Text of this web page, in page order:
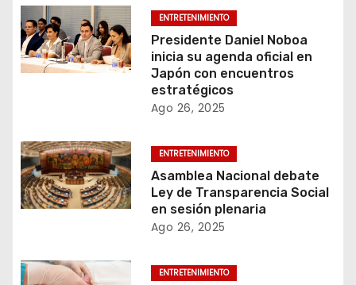
ENTRETENIMIENTO
Presidente Daniel Noboa
inicia su agenda oficial en
Japón con encuentros
estratégicos
Ago 26, 2025
ENTRETENIMIENTO
Asamblea Nacional debate
Ley de Transparencia Social
en sesión plenaria
Ago 26, 2025
ENTRETENIMIENTO